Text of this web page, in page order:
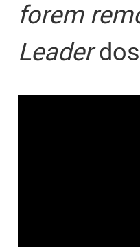
forem
Leader